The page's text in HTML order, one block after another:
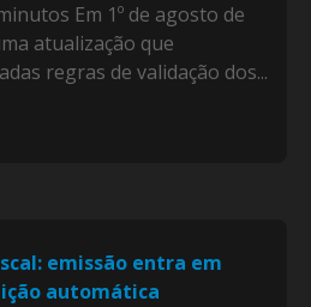
Em 1º de agosto de
atualização que
regras de validação dos...
emissão entra em
automática